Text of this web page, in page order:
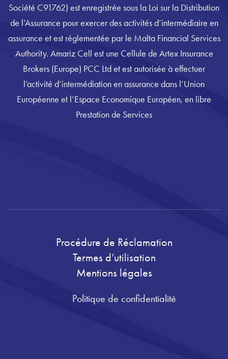
Société C91762) est enregistrée sous la Loi sur la Distribution
de l’Assurance pour exercer des activités d’intermédiaire en
assurance et est réglementée par le Malta Financial Services
Authority. Amariz Cell est une Cellule de Artex Insurance
Brokers (Europe) PCC Ltd et est autorisée à effectuer
l’activité d’intermédiation en assurance dans l’Union
Européenne et l’Espace Economique Européen, en libre
Prestation de Services
Procédure de Réclamation
Termes d’utilisation
Mentions légales
Politique de confidentialité